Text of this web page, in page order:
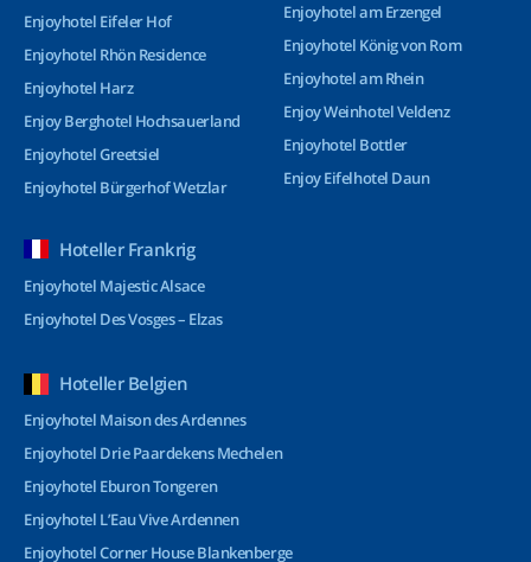
Enjoyhotel Eifeler Hof
Enjoyhotel Rhön Residence
Enjoyhotel Harz
Enjoy Berghotel Hochsauerland
Enjoyhotel Greetsiel
Enjoyhotel Bürgerhof Wetzlar
Enjoyhotel am Erzengel
Enjoyhotel König von Rom
Enjoyhotel am Rhein
Enjoy Weinhotel Veldenz
Enjoyhotel Bottler
Enjoy Eifelhotel Daun
Hoteller Frankrig
Enjoyhotel Majestic Alsace
Enjoyhotel Des Vosges – Elzas
Hoteller Belgien
Enjoyhotel Maison des Ardennes
Enjoyhotel Drie Paardekens Mechelen
Enjoyhotel Eburon Tongeren
Enjoyhotel L’Eau Vive Ardennen
Enjoyhotel Corner House Blankenberge